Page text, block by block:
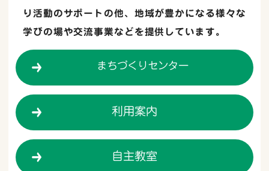
いきいき百歳体操を開催しています
り活動のサポートの他、地域が豊かになる様々な
学びの場や交流事業などを提供しています。
まちづくりセンター
利用案内
自主教室